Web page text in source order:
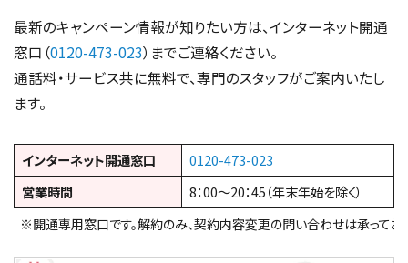
最新のキャンペーン情報が知りたい方は、インターネット開通
窓口（0120-473-023）までご連絡ください。
通話料・サービス共に無料で、専門のスタッフがご案内いたし
ます。
インターネット開通窓口
0120-473-023
営業時間
8：00～20：45（年末年始を除く）
※開通専用窓口です。解約のみ、契約内容変更の問い合わせは承ってお